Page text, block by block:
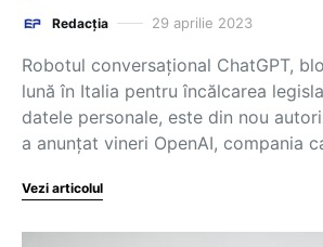
Redacția 29 aprilie 2023
Robotul conversaţional ChatGPT,
lună în Italia pentru încălcarea
datele personale, este din nou
a anunţat vineri OpenAI, compania
Vezi articolul